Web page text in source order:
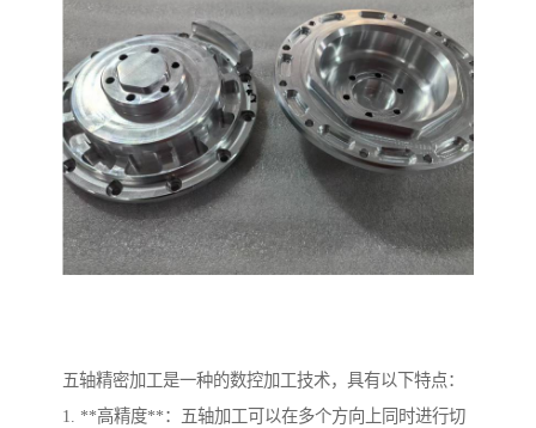
五轴精密加工是一种的数控加工技术，具有以下特点：
1. **高精度**：五轴加工可以在多个方向上同时进行切